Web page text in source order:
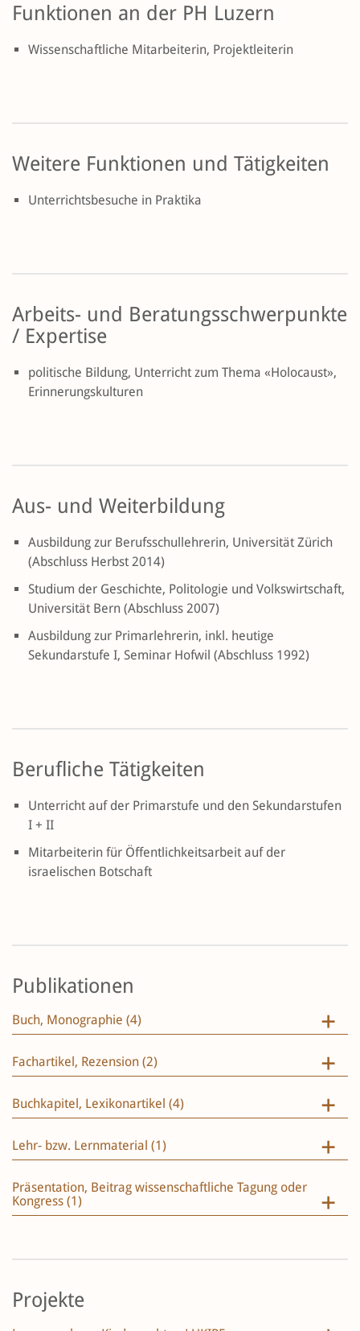
Funktionen an der PH Luzern
Wissenschaftliche Mitarbeiterin, Projektleiterin
Weitere Funktionen und Tätigkeiten
Unterrichtsbesuche in Praktika
Arbeits- und Beratungsschwerpunkte
/ Expertise
politische Bildung, Unterricht zum Thema «Holocaust»,
Erinnerungskulturen
Aus- und Weiterbildung
Ausbildung zur Berufsschullehrerin, Universität Zürich
(Abschluss Herbst 2014)
Studium der Geschichte, Politologie und Volkswirtschaft,
Universität Bern (Abschluss 2007)
Ausbildung zur Primarlehrerin, inkl. heutige
Sekundarstufe I, Seminar Hofwil (Abschluss 1992)
Berufliche Tätigkeiten
Unterricht auf der Primarstufe und den Sekundarstufen
I + II
Mitarbeiterin für Öffentlichkeitsarbeit auf der
israelischen Botschaft
Publikationen
Buch, Monographie (4)
Fachartikel, Rezension (2)
Buchkapitel, Lexikonartikel (4)
Lehr- bzw. Lernmaterial (1)
Präsentation, Beitrag wissenschaftliche Tagung oder
Kongress (1)
Projekte